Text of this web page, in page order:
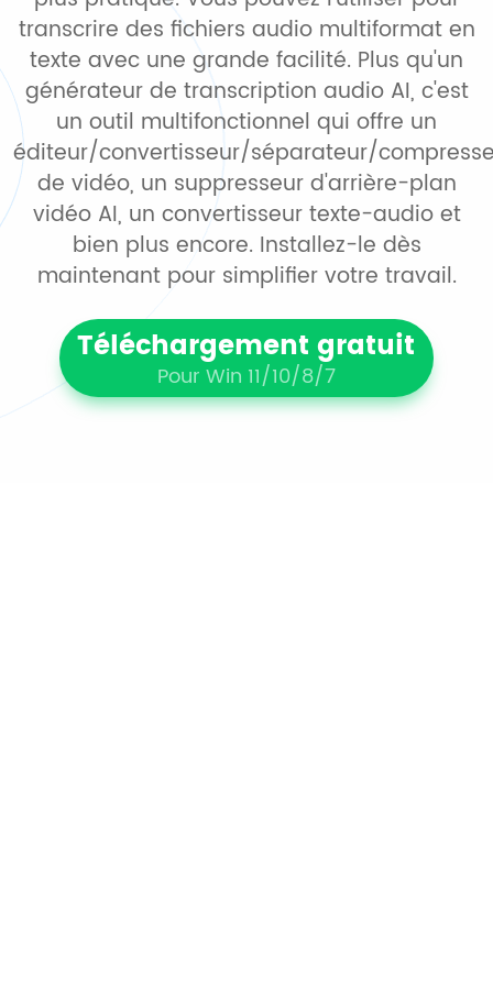
transcrire des fichiers audio multiformat en
texte avec une grande facilité. Plus qu'un
générateur de transcription audio AI, c'est
un outil multifonctionnel qui offre un
éditeur/convertisseur/séparateur/
de vidéo, un suppresseur d'arrière-plan
vidéo AI, un convertisseur texte-audio et
bien plus encore. Installez-le dès
maintenant pour simplifier votre travail.
Téléchargement gratuit
Pour Win 11/10/8/7